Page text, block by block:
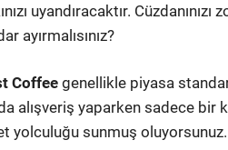
uyandıracaktır.
ayırmalısınız?
Coffee genellikle piyasa
alışveriş yaparken sadece bir
yolculuğu sunmuş